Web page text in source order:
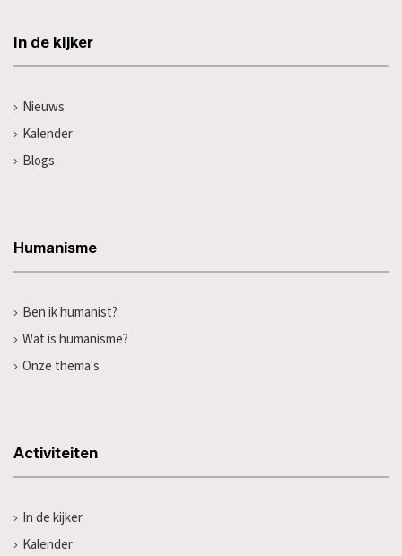
In de kijker
Nieuws
Kalender
Blogs
Humanisme
Ben ik humanist?
Wat is humanisme?
Onze thema's
Activiteiten
In de kijker
Kalender